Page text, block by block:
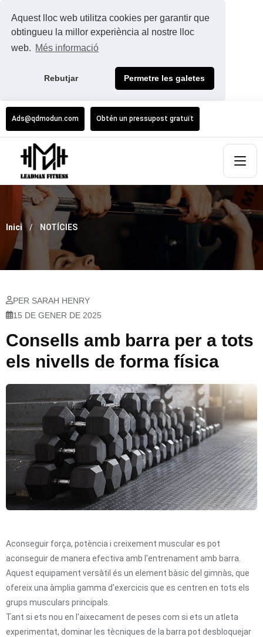
Aquest lloc web utilitza cookies per garantir que
obtingueu la millor experiència al nostre lloc
web. Més informació
Rebutjar Permetre les galetes
Ads@qdmodun.com Obtén un pressupost gratuït
Inici NOTÍCIES
PER SARAH HENRY
15 DE GENER DE 2025
Consells amb barra per a tots
els nivells de forma física
Aconseguir força, potència i creixement muscular es pot
aconseguir de manera efectiva amb l'entrenament amb barra.
Aquest equipament versàtil és un element bàsic del gimnàs, que
ofereix una àmplia gamma d'exercicis que es centren en tots els
grups musculars principals.
Tant si ets nou en l'aixecament de peses com si ets un atleta
experimentat, dominar les tècniques de la barra pot desbloquejar